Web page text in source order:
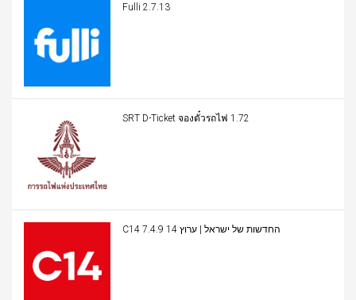
Fulli 2.7.13
SRT D-Ticket จองตั๋วรถไฟ 1.72
C14 החדשות של ישראל | ערוץ 14 7.4.9